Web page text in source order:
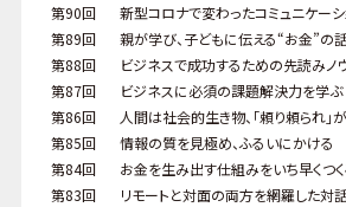
第90回
新型コロナで変わったコミュニケー
第89回
親が学び、子どもに伝える“お金”の
第88回
ビジネスで成功するための先読みノ
第87回
ビジネスに必須の課題解決力を学ぶ
第86回
人間は社会的生き物、「頼り頼られ」
第85回
情報の質を見極め、ふるいにかける
第84回
お金を生み出す仕組みをいち早くつく
第83回
リモートと対面の両方を網羅した対